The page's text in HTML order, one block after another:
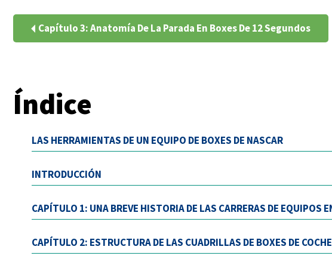
Capítulo 3: Anatomía De La Parada En Boxes De 12 Segundos
Índice
LAS HERRAMIENTAS DE UN EQUIPO DE BOXES DE NASCAR
INTRODUCCIÓN
CAPÍTULO 1: UNA BREVE HISTORIA DE LAS CARRERAS DE EQUIPOS
CAPÍTULO 2: ESTRUCTURA DE LAS CUADRILLAS DE BOXES DE